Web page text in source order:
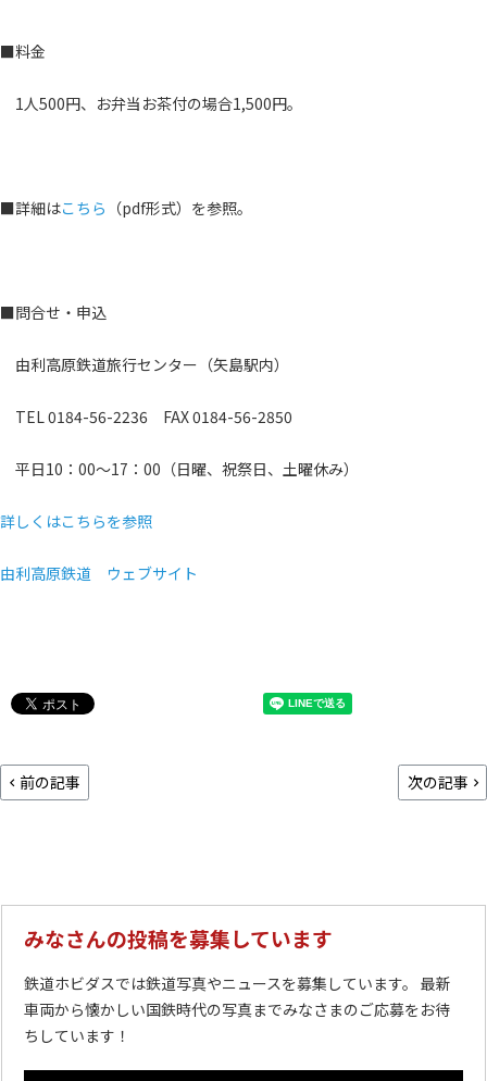
■料金
1人500円、お弁当お茶付の場合1,500円。
■詳細はこちら （pdf形式）を参照。
■問合せ・申込
由利高原鉄道旅行センター（矢島駅内）
TEL 0184-56-2236 FAX 0184-56-2850
平日10：00～17：00（日曜、祝祭日、土曜休み）
詳しくはこちらを参照
由利高原鉄道 ウェブサイト
前の記事 次の記事
みなさんの投稿を募集しています
鉄道ホビダスでは鉄道写真やニュースを募集しています。 最新
車両から懐かしい国鉄時代の写真までみなさまのご応募をお待
ちしています！